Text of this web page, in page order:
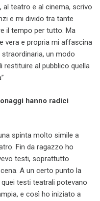
teatro e al cinema, scrivo
e mi divido tra tante
il tempo per tutto. Ma
vera e propria mi affascina
straordinaria, un modo
restituire al pubblico quella
hanno radici
spinta molto simile a
Fin da ragazzo ho
testi, soprattutto
A un certo punto la
testi teatrali potevano
e così ho iniziato a